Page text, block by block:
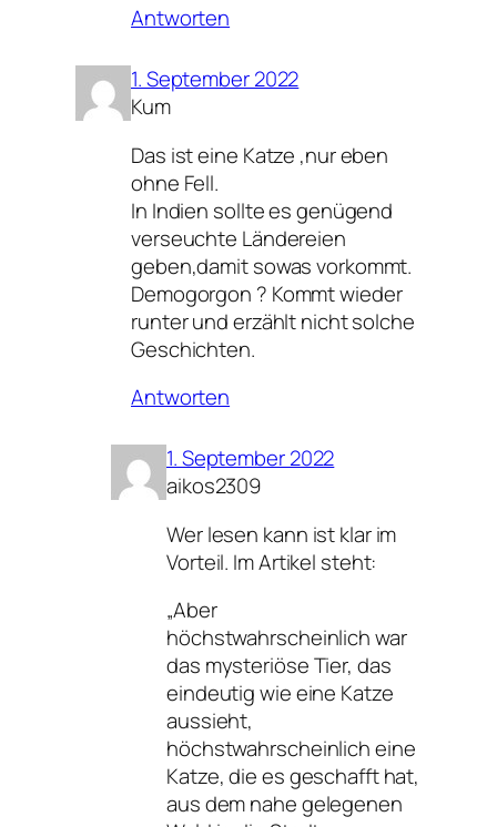
Antworten
1. September 2022
Kum
Das ist eine Katze ,nur eben
ohne Fell.
In Indien sollte es genügend
verseuchte Ländereien
geben,damit sowas vorkommt.
Demogorgon ? Kommt wieder
runter und erzählt nicht solche
Geschichten.
Antworten
1. September 2022
aikos2309
Wer lesen kann ist klar im
Vorteil. Im Artikel steht:
„Aber
höchstwahrscheinlich war
das mysteriöse Tier, das
eindeutig wie eine Katze
aussieht,
höchstwahrscheinlich eine
Katze, die es geschafft hat,
aus dem nahe gelegenen